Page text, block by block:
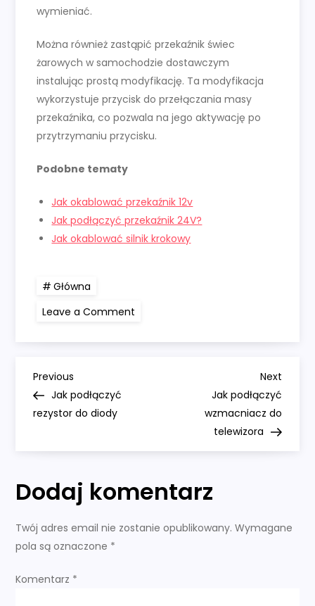
wymieniać.
Można również zastąpić przekaźnik świec
żarowych w samochodzie dostawczym
instalując prostą modyfikację. Ta modyfikacja
wykorzystuje przycisk do przełączania masy
przekaźnika, co pozwala na jego aktywację po
przytrzymaniu przycisku.
Podobne tematy
Jak okablować przekaźnik 12v
Jak podłączyć przekaźnik 24V?
Jak okablować silnik krokowy
Główna
Leave a Comment
przekaźnik
N
a
w
i
g
a
c
Previous
Post
Previous
Jak podłączyć
rezystor do diody
Next
Post
Next
Jak podłączyć
wzmacniacz do
telewizora
Dodaj komentarz
Twój adres email nie zostanie opublikowany. Wymagane
pola są oznaczone *
Komentarz *